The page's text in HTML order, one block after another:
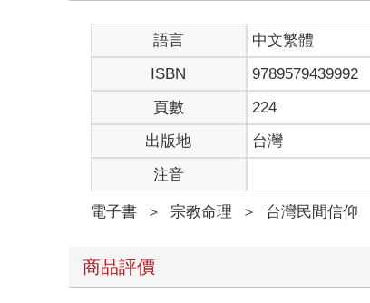
語言 中文繁體
ISBN
9789579439992
頁數
224
出版地
台灣
注音
電子書 ＞ 宗教命理 ＞ 台灣民間信仰
商品評價